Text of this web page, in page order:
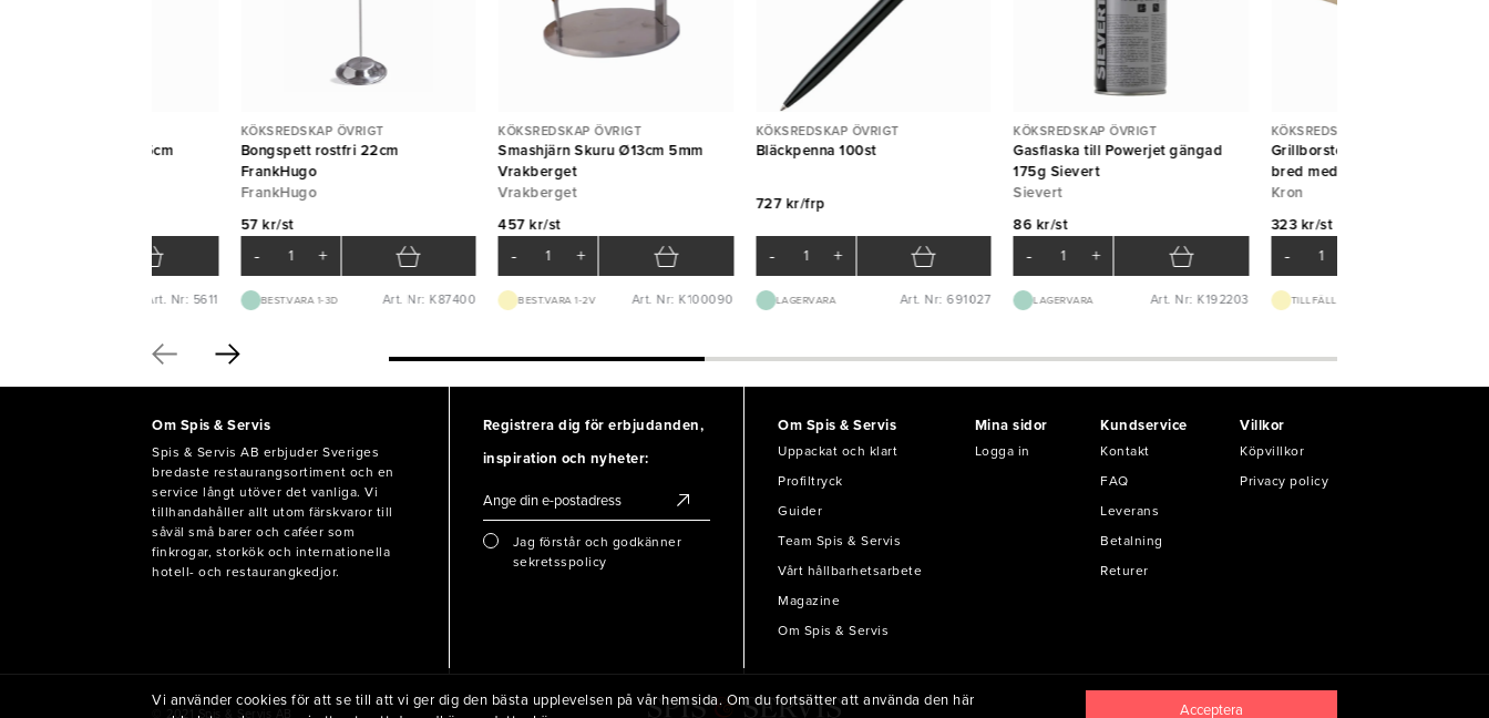
bambu Pure 15cm
Art. Nr: 5611
KÖKSREDSKAP ÖVRIGT
Bongspett rostfri 22cm
FrankHugo
FrankHugo
57 kr/st
- +
BEST.VARA 1-3D Art. Nr: K87400
KÖKSREDSKAP ÖVRIGT
Smashjärn Skuru Ø13cm 5mm
Vrakberget
Vrakberget
457 kr/st
- +
BEST.VARA 1-2V Art. Nr: K100090
KÖKSREDSKAP ÖVRIGT
Bläckpenna 100st
727 kr/frp
- +
LAGERVARA Art. Nr: 691027
KÖKSREDSKAP ÖVRIGT
Gasflaska till Powerjet gängad
175g Sievert
Sievert
86 kr/st
- +
LAGERVARA Art. Nr: K192203
KÖKSREDSKAP ÖVRIGT
Grillborste huggblocksborste
bred med handtag
Kron
323 kr/st
-
TILLFÄLLIGT SLUT
Om Spis & Servis
Spis & Servis AB erbjuder Sveriges
bredaste restaurangsortiment och en
service långt utöver det vanliga. Vi
tillhandahåller allt utom färskvaror till
såväl små barer och caféer som
finkrogar, storkök och internationella
hotell- och restaurangkedjor.
Registrera dig för erbjudanden,
inspiration och nyheter:
Jag förstår och godkänner
sekretsspolicy
Om Spis & Servis
Uppackat och klart
Profiltryck
Guider
Team Spis & Servis
Vårt hållbarhetsarbete
Magazine
Om Spis & Servis
Mina sidor
Logga in
Kundservice
Kontakt
FAQ
Leverans
Betalning
Returer
Villkor
Köpvillkor
Privacy policy
© 2021 Spis & Servis AB
Vi använder cookies för att se till att vi ger dig den bästa upplevelsen på vår hemsida. Om du fortsätter att använda den här
Acceptera